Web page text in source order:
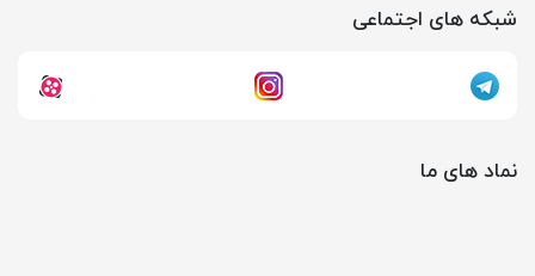
شبکه های اجتماعی
نماد های ما